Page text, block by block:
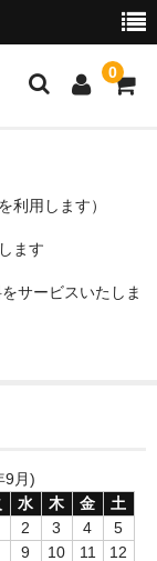
0
利用します）
ます
サービスいたしま
9月)
水 木 金
土
2 3 4
5
9 10 11
12